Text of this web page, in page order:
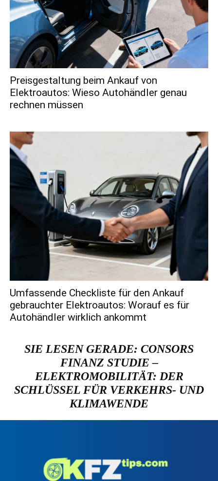
Preisgestaltung beim Ankauf von
Elektroautos: Wieso Autohändler genau
rechnen müssen
Umfassende Checkliste für den Ankauf
gebrauchter Elektroautos: Worauf es für
Autohändler wirklich ankommt
SIE LESEN GERADE: CONSORS
FINANZ STUDIE –
ELEKTROMOBILITÄT: DER
SCHLÜSSEL FÜR VERKEHRS- UND
KLIMAWENDE